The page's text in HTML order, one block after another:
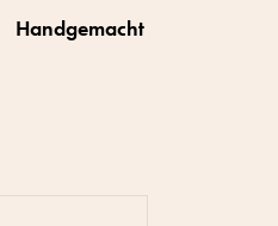
Handgemacht